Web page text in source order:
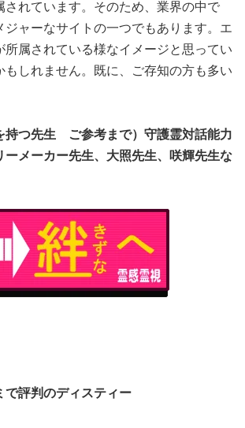
されています。そのため、業界の中で
ジャーなサイトの一つでもあります。エ
所属されている様なイメージと思ってい
もしれません。既に、ご存知の方も多い
持つ先生 ご参考まで）守護霊対話能力
ーメーカー先生、大照先生、咲輝先生な
評判のディスティー